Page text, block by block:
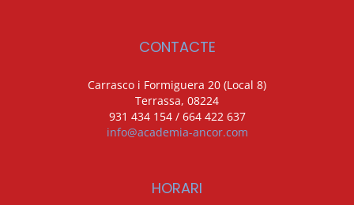
CONTACTE
Carrasco i Formiguera 20 (Local 8)
Terrassa, 08224
931 434 154 / 664 422 637
info@academia-ancor.com
HORARI